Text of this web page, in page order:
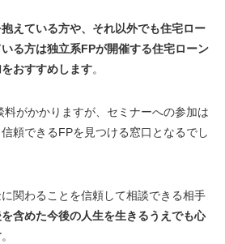
えている方や、それ以外でも住宅ロー
る方は独立系FPが開催する住宅ローン
おすすめします。
がかかりますが、セミナーへの参加は
信頼できるFPを見つける窓口となるでし
関わることを信頼して相談できる相手
含めた今後の人生を生きるうえでも心
。